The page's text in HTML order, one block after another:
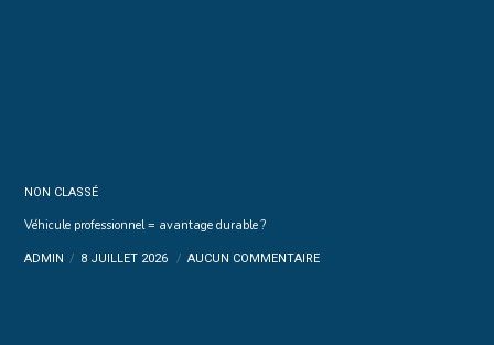
NON CLASSÉ
Véhicule professionnel = avantage durable ?
ADMIN 8 JUILLET 2026 AUCUN COMMENTAIRE